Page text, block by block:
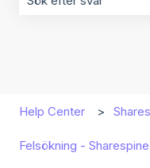
Help Center
Felsökning -